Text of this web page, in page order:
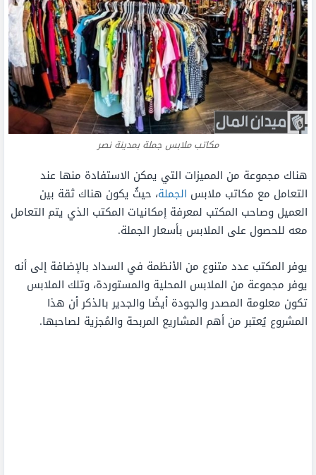
مكاتب ملابس جملة بمدينة نصر
هناك مجموعة من المميزات التي يمكن الاستفادة منها عند
التعامل مع مكاتب ملابس الجملة، حيثُ يكون هناك ثقة بين
العميل وصاحب المكتب لمعرفة إمكانيات المكتب الذي يتم التعامل
معه للحصول على الملابس بأسعار الجملة.
يوفر المكتب عدد متنوع من الأنظمة في السداد بالإضافة إلى أنه
يوفر مجموعة من الملابس المحلية والمستوردة، وتلك الملابس
تكون معلومة المصدر والجودة أيضًا والجدير بالذكر أن هذا
المشروع يُعتبر من أهم المشاريع المربحة والمُجزية لصاحبها.